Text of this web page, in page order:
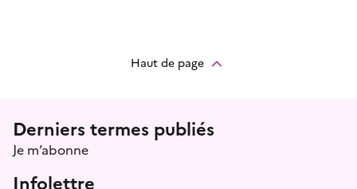
Haut de page
Menu prefooter
Derniers termes publiés
Je m’abonne
Infolettre